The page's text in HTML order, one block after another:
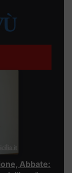
Abbate: